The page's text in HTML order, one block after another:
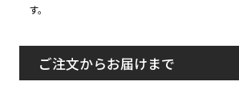
す。
ご注文からお届けまで